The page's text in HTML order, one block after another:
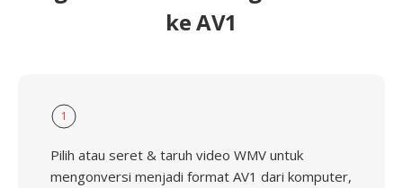
ke AV1
1
Pilih atau seret & taruh video WMV untuk
mengonversi menjadi format AV1 dari komputer,